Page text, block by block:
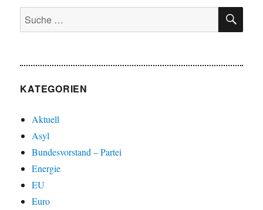
Suche
nach:
KATEGORIEN
Aktuell
Asyl
Bundesvorstand – Partei
Energie
EU
Euro